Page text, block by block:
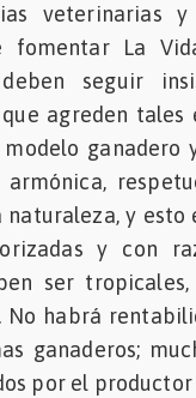
veterinarias
fomentar La
seguir
agreden
ganadero
armónica,
y esto
y con
ser
No habrá
ganaderos;
por el